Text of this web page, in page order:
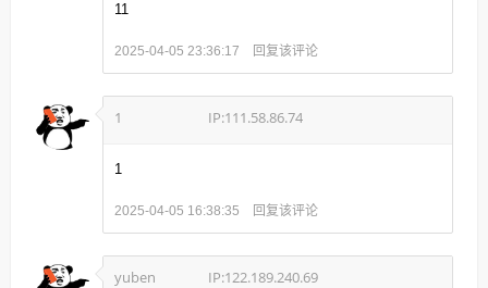
11
2025-04-05 23:36:17 回复该评论
1 IP:111.58.86.74
1
2025-04-05 16:38:35 回复该评论
yuben IP:122.189.240.69